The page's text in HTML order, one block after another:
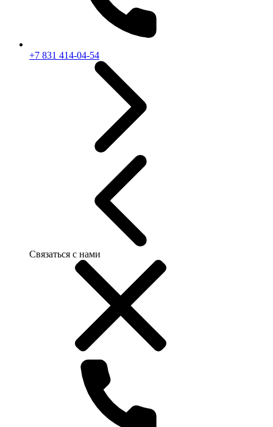
+7 831 414-04-54
Связаться с нами